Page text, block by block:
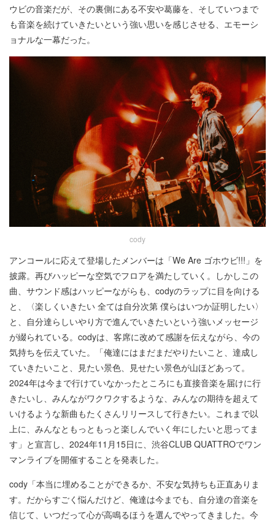
ウビの音楽だが、その裏側にある不安や葛藤を、そしていつまで
も音楽を続けていきたいという強い思いを感じさせる、エモーシ
ョナルな一幕だった。
cody
アンコールに応えて登場したメンバーは「We Are ゴホウビ!!!」を
披露。再びハッピーな空気でフロアを満たしていく。しかしこの
曲、サウンド感はハッピーながらも、codyのラップに目を向ける
と、〈楽しくいきたい 全ては自分次第 僕らはいつか証明したい〉
と、自分達らしいやり方で進んでいきたいという強いメッセージ
が綴られている。codyは、客席に改めて感謝を伝えながら、今の
気持ちを伝えていた。「俺達にはまだまだやりたいこと、達成し
ていきたいこと、見たい景色、見せたい景色が山ほどあって。
2024年は今まで行けていなかったところにも直接音楽を届けに行
きたいし、みんながワクワクするような、みんなの期待を超えて
いけるような新曲もたくさんリリースして行きたい。これまで以
上に、みんなともっともっと楽しんでいく年にしたいと思ってま
す」と宣言し、2024年11月15日に、渋谷CLUB QUATTROでワン
マンライブを開催することを発表した。
cody「本当に埋めることができるか、不安な気持ちも正直ありま
す。だからすごく悩んだけど、俺達は今までも、自分達の音楽を
信じて、いつだって心が高鳴るほうを選んでやってきました。今